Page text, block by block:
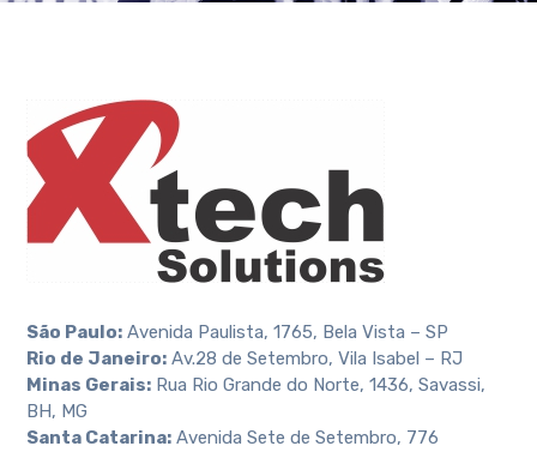
São Paulo: Avenida Paulista, 1765, Bela Vista – SP
Rio de Janeiro: Av.28 de Setembro, Vila Isabel – RJ
Minas Gerais: Rua Rio Grande do Norte, 1436, Savassi,
BH, MG
Santa Catarina: Avenida Sete de Setembro, 776